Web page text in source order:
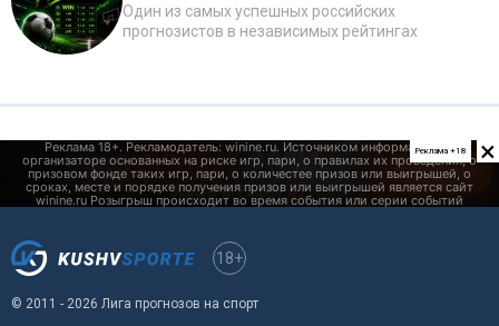
Один из самых успешных российских
прогнозистов в независимых рейтингах
×
Реклама +18
18+
© 2011 - 2026 Лига прогнозов на спорт